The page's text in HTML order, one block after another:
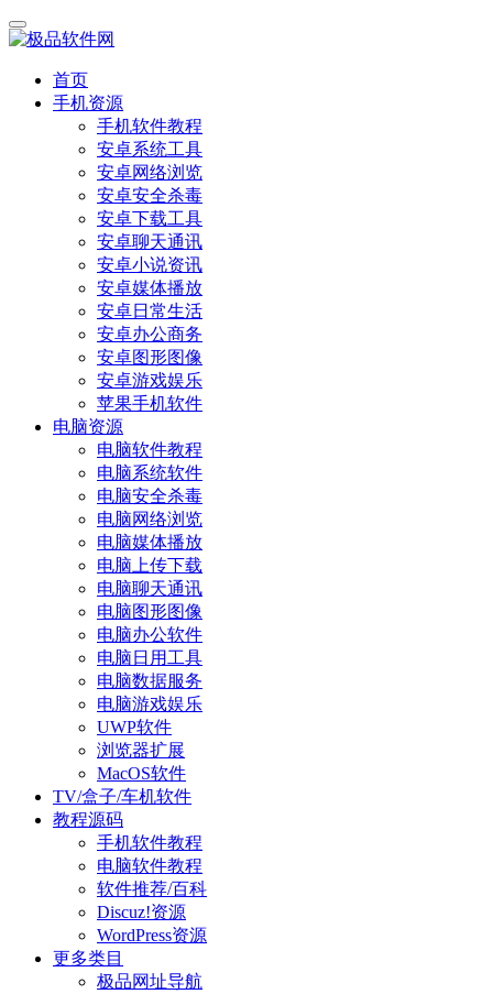
首页
手机资源
手机软件教程
安卓系统工具
安卓网络浏览
安卓安全杀毒
安卓下载工具
安卓聊天通讯
安卓小说资讯
安卓媒体播放
安卓日常生活
安卓办公商务
安卓图形图像
安卓游戏娱乐
苹果手机软件
电脑资源
电脑软件教程
电脑系统软件
电脑安全杀毒
电脑网络浏览
电脑媒体播放
电脑上传下载
电脑聊天通讯
电脑图形图像
电脑办公软件
电脑日用工具
电脑数据服务
电脑游戏娱乐
UWP软件
浏览器扩展
MacOS软件
TV/盒子/车机软件
教程源码
手机软件教程
电脑软件教程
软件推荐/百科
Discuz!资源
WordPress资源
更多类目
极品网址导航